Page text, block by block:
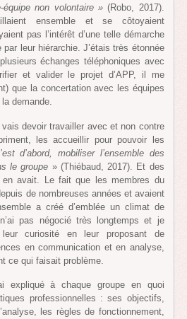
équipe non volontaire »(Robo, 2017).
ensemble et se côtoyaient
pas l’intérêt d’une telle démarche
leur hiérarchie. J’étais très étonnée
échanges téléphoniques avec
et valider le projet d’APP, il me
que la concertation avec les équipes
demande.
devoir travailler avec et non contre
les accueillir pour pouvoir les
d’abord, mobiliser l’ensemble des
le groupe » (Thiébaud, 2017). Et des
en avait. Le fait que les membres du
de nombreuses années et avaient
a créé d’emblée un climat de
pas négocié très longtemps et je
curiosité en leur proposant de
en communication et en analyse,
ce qui faisait problème.
expliqué à chaque groupe en quoi
professionnelles : ses objectifs,
les règles de fonctionnement,